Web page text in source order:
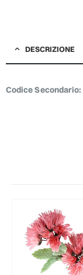
DESCRIZIONE
Codice Secondario: